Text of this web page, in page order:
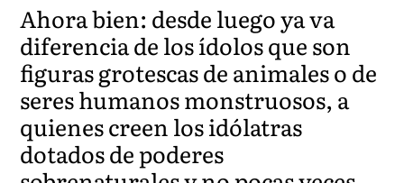
Ahora bien: desde luego ya va
diferencia de los ídolos que son
figuras grotescas de animales o de
seres humanos monstruosos, a
quienes creen los idólatras
dotados de poderes